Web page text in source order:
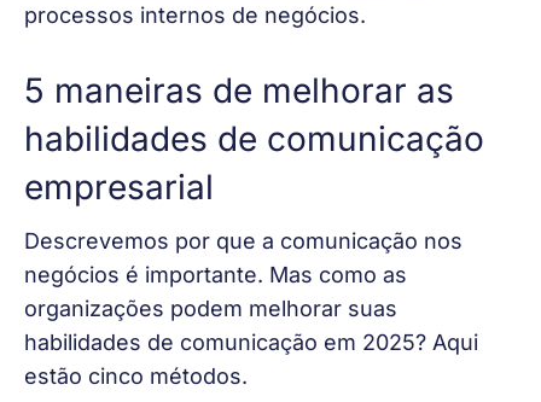
processos internos de negócios.
5 maneiras de melhorar as
habilidades de comunicação
empresarial
Descrevemos por que a comunicação nos
negócios é importante. Mas como as
organizações podem melhorar suas
habilidades de comunicação em 2025? Aqui
estão cinco métodos.